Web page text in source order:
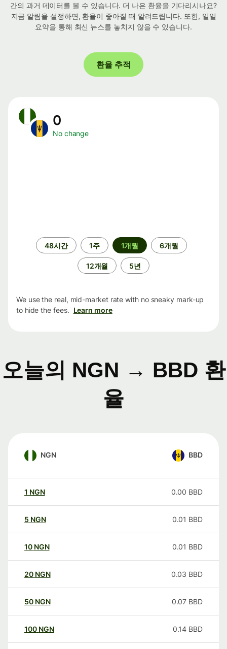
간의 과거 데이터를 볼 수 있습니다. 더 나은 환율을 기다리시나요?
지금 알림을 설정하면, 환율이 좋아질 때 알려드립니다. 또한, 일일
요약을 통해 최신 뉴스를 놓치지 않을 수 있습니다.
환율 추적
0
No change
48시간 1주 1개월 6개월
12개월 5년
We use the real, mid-market rate with no sneaky mark-up
to hide the fees. Learn more
오늘의 NGN → BBD 환
율
NGN BBD
1 NGN 0.00 BBD
5 NGN 0.01 BBD
10 NGN 0.01 BBD
20 NGN 0.03 BBD
50 NGN 0.07 BBD
100 NGN 0.14 BBD